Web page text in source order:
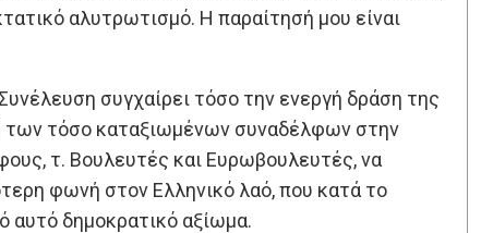
αλυτρωτισμό. Η παραίτησή μου είναι
συγχαίρει τόσο την ενεργή δράση της
των τόσο καταξιωμένων συναδέλφων στην
τ. Βουλευτές και Ευρωβουλευτές, να
φωνή στον Ελληνικό λαό, που κατά το
αυτό δημοκρατικό αξίωμα.